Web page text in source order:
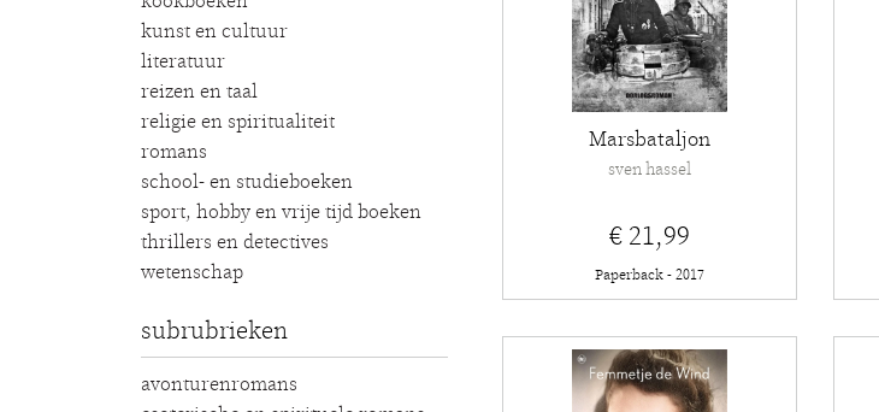
kunst en cultuur
literatuur
reizen en taal
religie en spiritualiteit
romans
school- en studieboeken
sport, hobby en vrije tijd boeken
thrillers en detectives
wetenschap
subrubrieken
avonturenromans
Marsbataljon
sven hassel
€ 21,99
Paperback - 2017